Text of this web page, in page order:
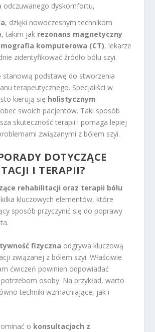
odczuwanego dyskomfortu,
, dzięki nowoczesnym technikom
takim jak rezonans magnetyczny
komputerowa (CT), lekarze
zidentyfikować źródło bólu szyi.
stanowią podstawę do stworzenia
terapeutycznego. Specjaliści w
kierują się holistycznym
swoich pacjentów. Taki sposób
skuteczność terapii i pomaga lepiej
związanymi z bólem szyi.
DOTYCZĄCE
I TERAPII?
rehabilitacji oraz terapii bólu
kluczowych elementów, które
sposób przyczynić się do poprawy
fizyczna odgrywa kluczową
związanej z bólem szyi. Właściwie
ćwiczeń powinien odpowiadać
osoby. Na przykład, warto
techniki wzmacniające, jak i
o konsultacjach z